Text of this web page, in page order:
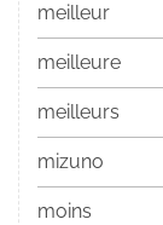
meilleur
meilleure
meilleurs
mizuno
moins